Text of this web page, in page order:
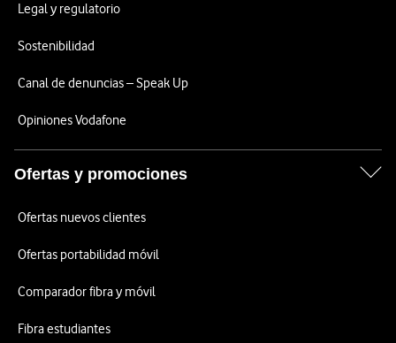
Legal y regulatorio
Sostenibilidad
Canal de denuncias – Speak Up
Opiniones Vodafone
Ofertas y promociones
Ofertas nuevos clientes
Ofertas portabilidad móvil
Comparador fibra y móvil
Fibra estudiantes